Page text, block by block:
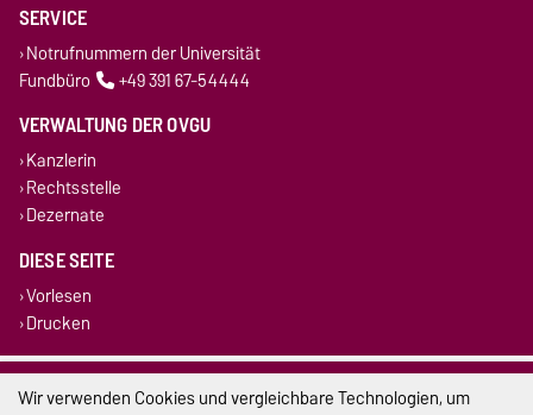
SERVICE
Notrufnummern der Universität
Fundbüro
+49 391 67-54444
VERWALTUNG DER OVGU
Kanzlerin
Rechtsstelle
Dezernate
DIESE SEITE
Vorlesen
Drucken
Impressum
Wir verwenden Cookies und vergleichbare Technologien, um